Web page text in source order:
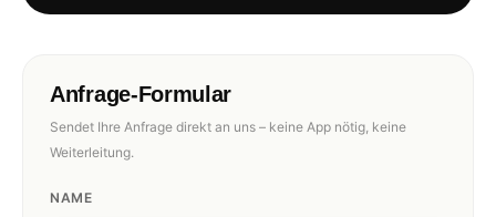
Anfrage-Formular
Sendet Ihre Anfrage direkt an uns – keine App nötig, keine
Weiterleitung.
NAME